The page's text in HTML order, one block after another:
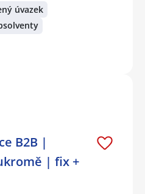
úvazek
B2B |
| fix +